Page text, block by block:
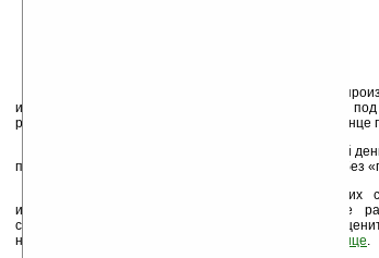
Как известно, компания FIC является OEM-
изделия под своей маркой. Поэтому, пока неясно,
рынке. Продажи первых моделей должны начать в конце
(Несмотря на то, что в России сегодня рабочий
поэтому новости работают в облегченном режиме и без
Устанавливайте линк на Ладошки на своих
изучайте коммерческую информацию, посещайте
сайта (форум, чат, новости, файлы, прочие).
новость и оставьте свой комментарий
ниже на странице.